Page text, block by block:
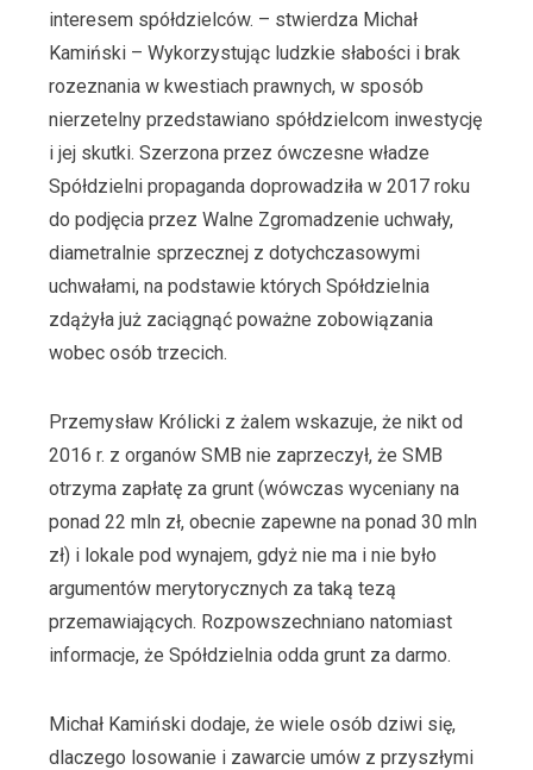
interesem spółdzielców. – stwierdza Michał
Kamiński – Wykorzystując ludzkie słabości i brak
rozeznania w kwestiach prawnych, w sposób
nierzetelny przedstawiano spółdzielcom inwestycję
i jej skutki. Szerzona przez ówczesne władze
Spółdzielni propaganda doprowadziła w 2017 roku
do podjęcia przez Walne Zgromadzenie uchwały,
diametralnie sprzecznej z dotychczasowymi
uchwałami, na podstawie których Spółdzielnia
zdążyła już zaciągnąć poważne zobowiązania
wobec osób trzecich.
Przemysław Królicki z żalem wskazuje, że nikt od
2016 r. z organów SMB nie zaprzeczył, że SMB
otrzyma zapłatę za grunt (wówczas wyceniany na
ponad 22 mln zł, obecnie zapewne na ponad 30 mln
zł) i lokale pod wynajem, gdyż nie ma i nie było
argumentów merytorycznych za taką tezą
przemawiających. Rozpowszechniano natomiast
informacje, że Spółdzielnia odda grunt za darmo.
Michał Kamiński dodaje, że wiele osób dziwi się,
dlaczego losowanie i zawarcie umów z przyszłymi